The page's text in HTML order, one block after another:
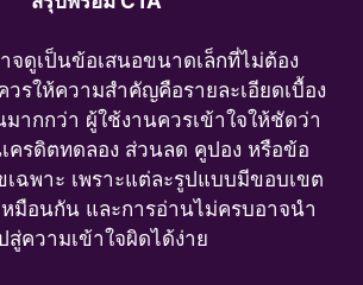
จดูเป็นข้อเสนอขนาดเล็กที่ไม่ต้อง
รให้ความสำคัญคือรายละเอียดเบื้อง
ากกว่า ผู้ใช้งานควรเข้าใจให้ชัดว่า
ครดิตทดลอง ส่วนลด คูปอง หรือข้อ
เฉพาะ เพราะแต่ละรูปแบบมีขอบเขต
หมือนกัน และการอ่านไม่ครบอาจนำ
สู่ความเข้าใจผิดได้ง่าย